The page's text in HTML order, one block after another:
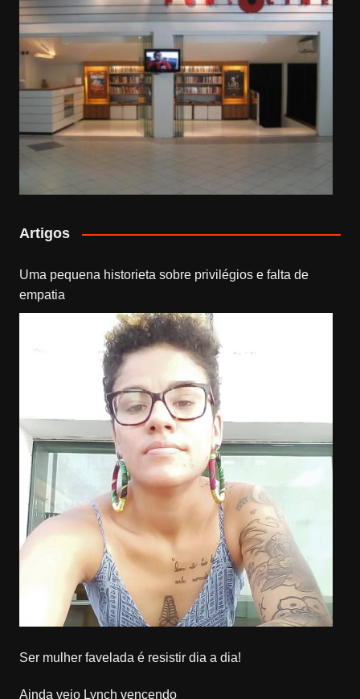
Artigos
Uma pequena historieta sobre privilégios e falta de
empatia
Ser mulher favelada é resistir dia a dia!
Ainda vejo Lynch vencendo